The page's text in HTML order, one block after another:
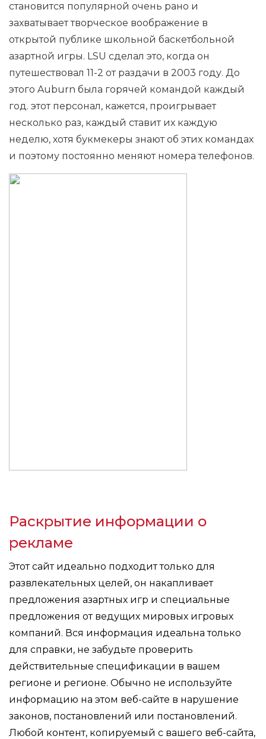
становится популярной очень рано и
захватывает творческое воображение в
открытой публике школьной баскетбольной
азартной игры. LSU сделал это, когда он
путешествовал 11-2 от раздачи в 2003 году. До
этого Auburn была горячей командой каждый
год. этот персонал, кажется, проигрывает
несколько раз, каждый ставит их каждую
неделю, хотя букмекеры знают об этих командах
и поэтому постоянно меняют номера телефонов.
Раскрытие информации о
рекламе
Этот сайт идеально подходит только для
развлекательных целей, он накапливает
предложения азартных игр и специальные
предложения от ведущих мировых игровых
компаний. Вся информация идеальна только
для справки, не забудьте проверить
действительные спецификации в вашем
регионе и регионе. Обычно не используйте
информацию на этом веб-сайте в нарушение
законов, постановлений или постановлений.
Любой контент, копируемый с вашего веб-сайта,